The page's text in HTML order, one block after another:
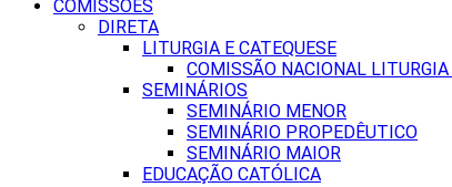
COMISSÕES
DIRETA
LITURGIA E CATEQUESE
COMISSÃO NACIONAL LITURGIA
SEMINÁRIOS
SEMINÁRIO MENOR
SEMINÁRIO PROPEDÊUTICO
SEMINÁRIO MAIOR
EDUCAÇÃO CATÓLICA